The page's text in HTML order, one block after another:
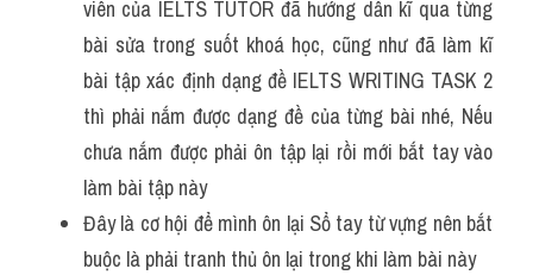
viên của IELTS TUTOR đã hướng dẫn kĩ qua từng
bài sửa trong suốt khoá học, cũng như đã làm kĩ
bài tập xác định dạng đề IELTS WRITING TASK 2
thì phải nắm được dạng đề của từng bài nhé, Nếu
chưa nắm được phải ôn tập lại rồi mới bắt tay vào
làm bài tập này
Đây là cơ hội để mình ôn lại Sổ tay từ vựng nên bắt
buộc là phải tranh thủ ôn lại trong khi làm bài này